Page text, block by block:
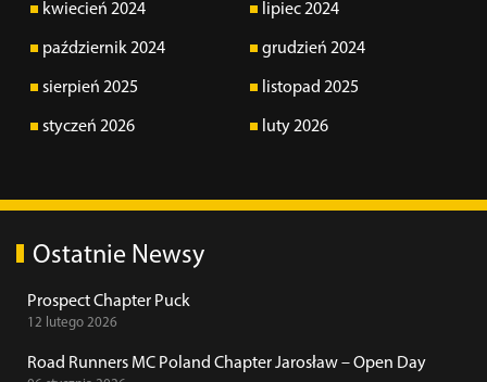
kwiecień 2024 lipiec 2024
październik 2024 grudzień 2024
sierpień 2025 listopad 2025
styczeń 2026 luty 2026
Ostatnie Newsy
Prospect Chapter Puck
12 lutego 2026
Road Runners MC Poland Chapter Jarosław – Open Day